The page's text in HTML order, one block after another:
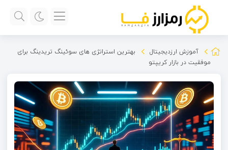
آموزش ارزدیجیتال
بهترین استراتژی‌ های سوئینگ تریدینگ برای
موفقیت در بازار کریپتو